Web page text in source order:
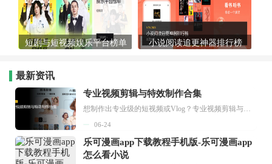
短剧与短视频娱乐平台榜单 小说阅读追更神器排行榜
最新资讯
专业视频剪辑与特效制作合集
想制作出专业级的短视频或Vlog？专业视频剪辑与特效制作大全专题为你提供了从剪辑、抠像到特效包装的全套解决方案。无论是添加炫酷的片头、进行精准的视频抠图，还是制...
06-24
乐可漫画app下载教程手机版-乐可漫画app
怎么看小说